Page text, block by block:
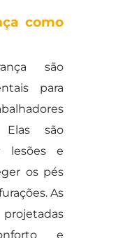
como
são
para
Elas são
lesões e
os pés
As
e